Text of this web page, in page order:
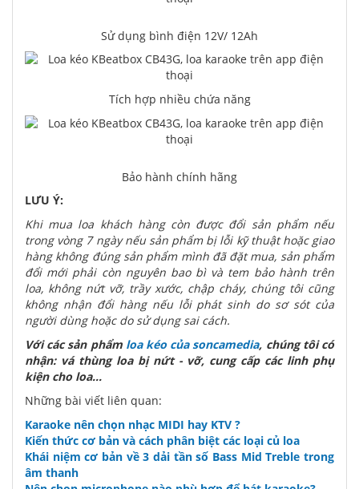
Sử dụng bình điện 12V/ 12Ah
Tích hợp nhiều chứa năng
Bảo hành chính hãng
LƯU Ý:
Khi mua loa khách hàng còn được đổi sản phẩm nếu
trong vòng 7 ngày nếu sản phẩm bị lỗi kỹ thuật hoặc giao
hàng không đúng sản phẩm mình đã đặt mua, sản phẩm
đổi mới phải còn nguyên bao bì và tem bảo hành trên
loa, không nứt vỡ, trầy xước, chập cháy, chúng tôi cũng
không nhận đổi hàng nếu lỗi phát sinh do sơ sót của
người dùng hoặc do sử dụng sai cách.
Với các sản phẩm loa kéo của soncamedia, chúng tôi có
nhận: vá thùng loa bị nứt - vỡ, cung cấp các linh phụ
kiện cho loa...
Những bài viết liên quan:
Karaoke nên chọn nhạc MIDI hay KTV ?
Kiến thức cơ bản và cách phân biệt các loại củ loa
Khái niệm cơ bản về 3 dải tần số Bass Mid Treble trong
âm thanh